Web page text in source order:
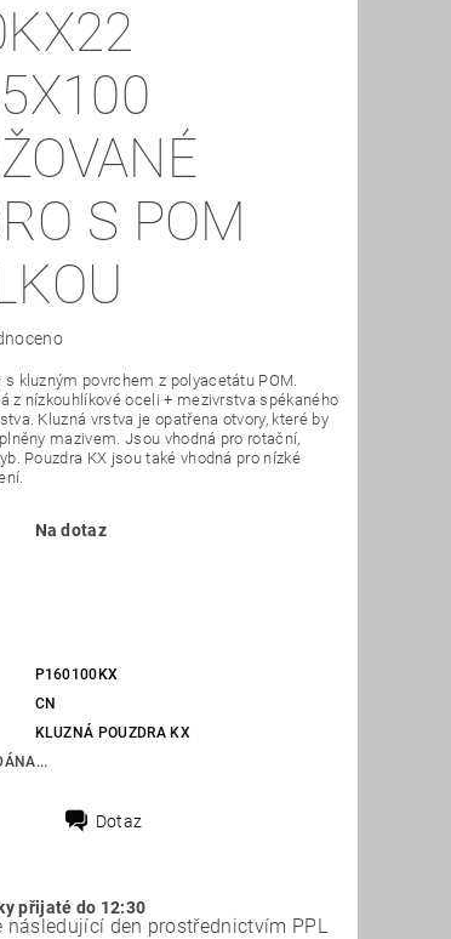
S POM
s kluzným povrchem z polyacetátu POM.
z nízkouhlíkové oceli + mezivrstva spékaného
Kluzná vrstva je opatřena otvory, které by
mazivem. Jsou vhodná pro rotační,
Pouzdra KX jsou také vhodná pro nízké
Na dotaz
P160100KX
CN
KLUZNÁ POUZDRA KX
Dotaz
přijaté do 12:30
následující den prostřednictvím PPL